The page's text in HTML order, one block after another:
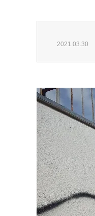
2021.03.30